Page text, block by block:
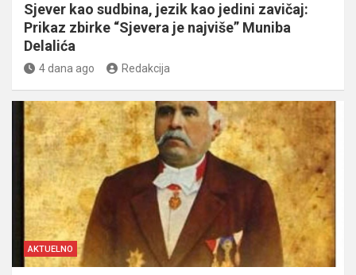
Sjever kao sudbina, jezik kao jedini zavičaj:
Prikaz zbirke “Sjevera je najviše” Muniba
Delalića
4 dana ago Redakcija
AKTUELNO